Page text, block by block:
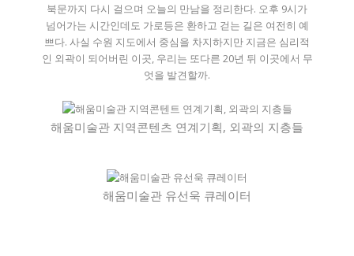
북문까지 다시 걸으며 오늘의 만남을 정리한다. 오후 9시가
넘어가는 시간인데도 가로등은 환하고 걷는 길은 여전히 예
쁘다. 사실 수원 지도에서 중심을 차지하지만 지금은 심리적
인 외곽이 되어버린 이곳, 우리는 또다른 20년 뒤 이곳에서 무
엇을 발견할까.
해움미술관 지역콘텐츠 연계기획, 외곽의 지층들
해움미술관 유선욱 큐레이터